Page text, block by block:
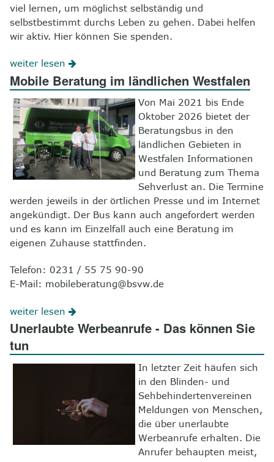
viel lernen, um möglichst selbständig und
selbstbestimmt durchs Leben zu gehen. Dabei helfen
wir aktiv. Hier können Sie spenden.
weiter lesen
Mobile Beratung im ländlichen Westfalen
Von Mai 2021 bis Ende
Oktober 2026 bietet der
Beratungsbus in den
ländlichen Gebieten in
Westfalen Informationen
und Beratung zum Thema
Sehverlust an. Die Termine
werden jeweils in der örtlichen Presse und im Internet
angekündigt. Der Bus kann auch angefordert werden
und es kann im Einzelfall auch eine Beratung im
eigenen Zuhause stattfinden.
Telefon: 0231 / 55 75 90-90
E-Mail: mobileberatung@bsvw.de
weiter lesen
Unerlaubte Werbeanrufe - Das können Sie
tun
In letzter Zeit häufen sich
in den Blinden- und
Sehbehindertenvereinen
Meldungen von Menschen,
die über unerlaubte
Werbeanrufe erhalten. Die
Anrufer behaupten meist,